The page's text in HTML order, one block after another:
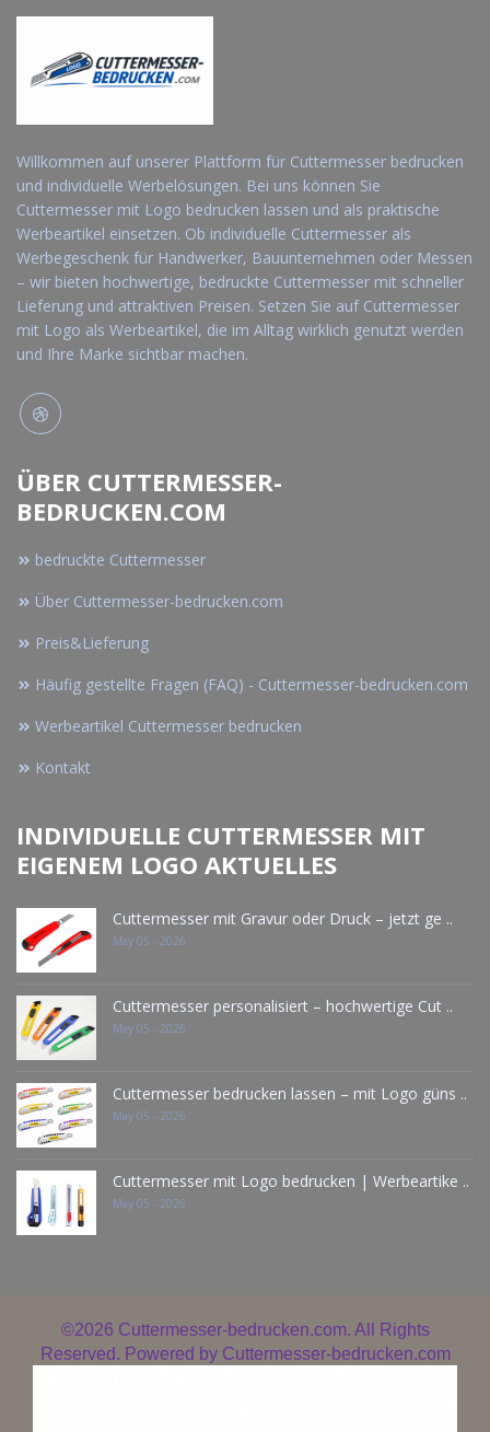
Willkommen auf unserer Plattform für Cuttermesser bedrucken
und individuelle Werbelösungen. Bei uns können Sie
Cuttermesser mit Logo bedrucken lassen und als praktische
Werbeartikel einsetzen. Ob individuelle Cuttermesser als
Werbegeschenk für Handwerker, Bauunternehmen oder Messen
– wir bieten hochwertige, bedruckte Cuttermesser mit schneller
Lieferung und attraktiven Preisen. Setzen Sie auf Cuttermesser
mit Logo als Werbeartikel, die im Alltag wirklich genutzt werden
und Ihre Marke sichtbar machen.
ÜBER CUTTERMESSER-
BEDRUCKEN.COM
bedruckte Cuttermesser
Über Cuttermesser-bedrucken.com
Preis&Lieferung
Häufig gestellte Fragen (FAQ) - Cuttermesser-bedrucken.com
Werbeartikel Cuttermesser bedrucken
Kontakt
INDIVIDUELLE CUTTERMESSER MIT
EIGENEM LOGO AKTUELLES
Cuttermesser mit Gravur oder Druck – jetzt ge ..
May 05 - 2026
Cuttermesser personalisiert – hochwertige Cut ..
May 05 - 2026
Cuttermesser bedrucken lassen – mit Logo güns ..
May 05 - 2026
Cuttermesser mit Logo bedrucken | Werbeartike ..
May 05 - 2026
©2026 Cuttermesser-bedrucken.com. All Rights
Reserved. Powered by Cuttermesser-bedrucken.com